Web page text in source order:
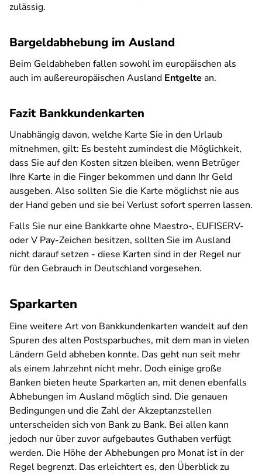
zulässig.
Bargeldabhebung im Ausland
Beim Geldabheben fallen sowohl im europäischen als
auch im außereuropäischen Ausland Entgelte an.
Fazit Bankkundenkarten
Unabhängig davon, welche Karte Sie in den Urlaub
mitnehmen, gilt: Es besteht zumindest die Möglichkeit,
dass Sie auf den Kosten sitzen bleiben, wenn Betrüger
Ihre Karte in die Finger bekommen und dann Ihr Geld
ausgeben. Also sollten Sie die Karte möglichst nie aus
der Hand geben und sie bei Verlust sofort sperren lassen.
Falls Sie nur eine Bankkarte ohne Maestro-, EUFISERV-
oder V Pay-Zeichen besitzen, sollten Sie im Ausland
nicht darauf setzen - diese Karten sind in der Regel nur
für den Gebrauch in Deutschland vorgesehen.
Sparkarten
Eine weitere Art von Bankkundenkarten wandelt auf den
Spuren des alten Postsparbuches, mit dem man in vielen
Ländern Geld abheben konnte. Das geht nun seit mehr
als einem Jahrzehnt nicht mehr. Doch einige große
Banken bieten heute Sparkarten an, mit denen ebenfalls
Abhebungen im Ausland möglich sind. Die genauen
Bedingungen und die Zahl der Akzeptanzstellen
unterscheiden sich von Bank zu Bank. Bei allen kann
jedoch nur über zuvor aufgebautes Guthaben verfügt
werden. Die Höhe der Abhebungen pro Monat ist in der
Regel begrenzt. Das erleichtert es, den Überblick zu